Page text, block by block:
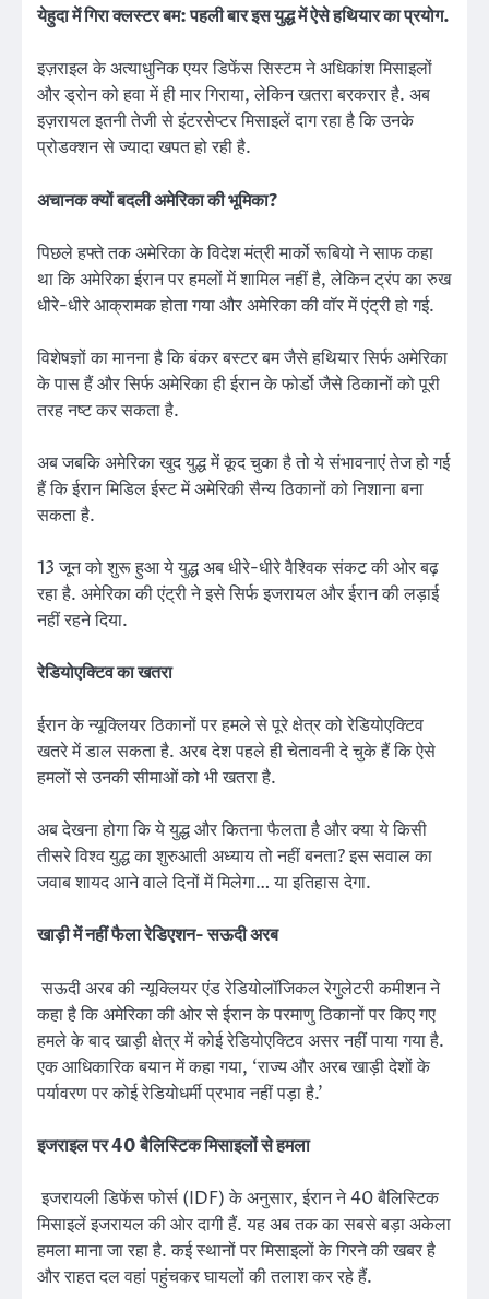
येहुदा में गिरा क्लस्टर बम: पहली बार इस युद्ध में ऐसे हथियार का प्रयोग.
इज़राइल के अत्याधुनिक एयर डिफेंस सिस्टम ने अधिकांश मिसाइलों
और ड्रोन को हवा में ही मार गिराया, लेकिन खतरा बरकरार है. अब
इज़रायल इतनी तेजी से इंटरसेप्टर मिसाइलें दाग रहा है कि उनके
प्रोडक्शन से ज्यादा खपत हो रही है.
अचानक क्यों बदली अमेरिका की भूमिका?
पिछले हफ्ते तक अमेरिका के विदेश मंत्री मार्को रूबियो ने साफ कहा
था कि अमेरिका ईरान पर हमलों में शामिल नहीं है, लेकिन ट्रंप का रुख
धीरे-धीरे आक्रामक होता गया और अमेरिका की वॉर में एंट्री हो गई.
विशेषज्ञों का मानना है कि बंकर बस्टर बम जैसे हथियार सिर्फ अमेरिका
के पास हैं और सिर्फ अमेरिका ही ईरान के फोर्डो जैसे ठिकानों को पूरी
तरह नष्ट कर सकता है.
अब जबकि अमेरिका खुद युद्ध में कूद चुका है तो ये संभावनाएं तेज हो गई
हैं कि ईरान मिडिल ईस्ट में अमेरिकी सैन्य ठिकानों को निशाना बना
सकता है.
13 जून को शुरू हुआ ये युद्ध अब धीरे-धीरे वैश्विक संकट की ओर बढ़
रहा है. अमेरिका की एंट्री ने इसे सिर्फ इजरायल और ईरान की लड़ाई
नहीं रहने दिया.
रेडियोएक्टिव का खतरा
ईरान के न्यूक्लियर ठिकानों पर हमले से पूरे क्षेत्र को रेडियोएक्टिव
खतरे में डाल सकता है. अरब देश पहले ही चेतावनी दे चुके हैं कि ऐसे
हमलों से उनकी सीमाओं को भी खतरा है.
अब देखना होगा कि ये युद्ध और कितना फैलता है और क्या ये किसी
तीसरे विश्व युद्ध का शुरुआती अध्याय तो नहीं बनता? इस सवाल का
जवाब शायद आने वाले दिनों में मिलेगा… या इतिहास देगा.
खाड़ी में नहीं फैला रेडिएशन- सऊदी अरब
सऊदी अरब की न्यूक्लियर एंड रेडियोलॉजिकल रेगुलेटरी कमीशन ने
कहा है कि अमेरिका की ओर से ईरान के परमाणु ठिकानों पर किए गए
हमले के बाद खाड़ी क्षेत्र में कोई रेडियोएक्टिव असर नहीं पाया गया है.
एक आधिकारिक बयान में कहा गया, ‘राज्य और अरब खाड़ी देशों के
पर्यावरण पर कोई रेडियोधर्मी प्रभाव नहीं पड़ा है.’
इजराइल पर 40 बैलिस्टिक मिसाइलों से हमला
इजरायली डिफेंस फोर्स (IDF) के अनुसार, ईरान ने 40 बैलिस्टिक
मिसाइलें इजरायल की ओर दागी हैं. यह अब तक का सबसे बड़ा अकेला
हमला माना जा रहा है. कई स्थानों पर मिसाइलों के गिरने की खबर है
और राहत दल वहां पहुंचकर घायलों की तलाश कर रहे हैं.